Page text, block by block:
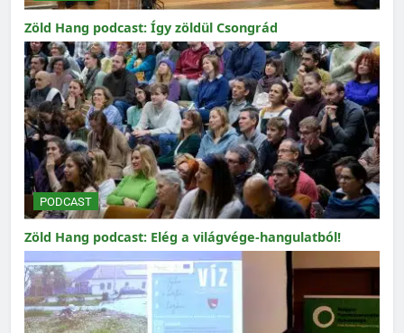
Zöld Hang podcast: Így zöldül Csongrád
PODCAST
Zöld Hang podcast: Elég a világvége-hangulatból!